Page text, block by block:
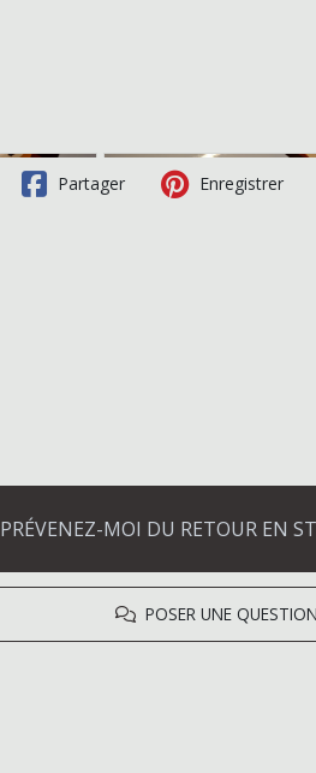
Partager Enregistrer
PRÉVENEZ-MOI DU RETOUR EN
POSER UNE QUESTION